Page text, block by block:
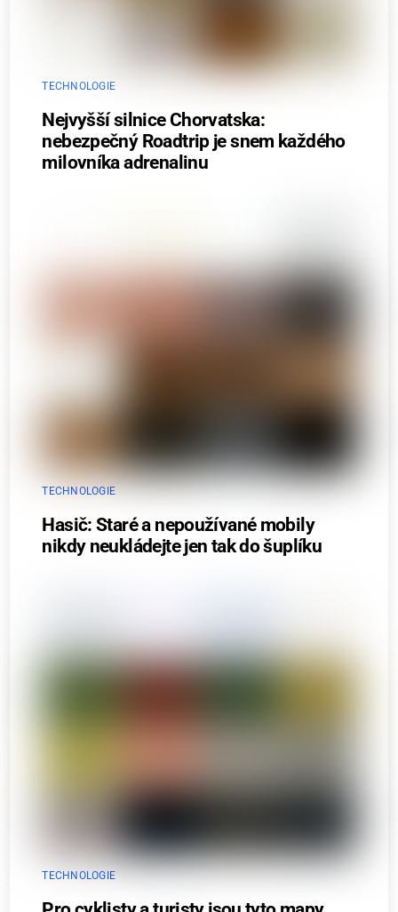
TECHNOLOGIE
Nejvyšší silnice Chorvatska:
nebezpečný Roadtrip je snem každého
milovníka adrenalinu
TECHNOLOGIE
Hasič: Staré a nepoužívané mobily
nikdy neukládejte jen tak do šuplíku
TECHNOLOGIE